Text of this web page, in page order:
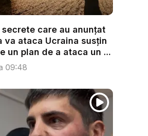
care au anunțat
va ataca Ucraina susțin
un plan de a ataca un ...
09:48